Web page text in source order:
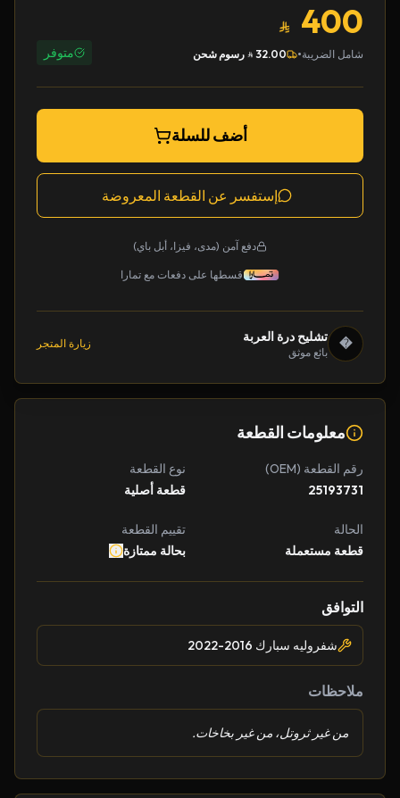
400
شامل الضريبة•
32.00 رسوم شحن متوفر
أضف للسلة
إستفسر عن القطعة المعروضة
دفع آمن (مدى، فيزا، أبل باي)
قسطها على دفعات مع تمارا
� تشليح درة العربة
بائع موثق
زيارة المتجر
معلومات القطعة
رقم القطعة (OEM)
25193731
نوع القطعة
قطعة أصلية
الحالة
قطعة مستعملة
تقييم القطعة
بحالة ممتازة
التوافق
شفروليه سبارك 2016-2022
ملاحظات
من غير ثروتل، من غير بخاخات.